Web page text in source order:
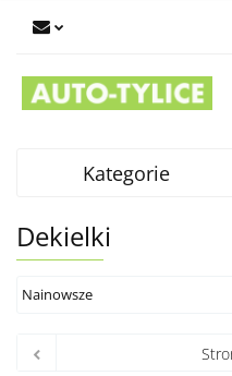
Kategorie
Dekielki